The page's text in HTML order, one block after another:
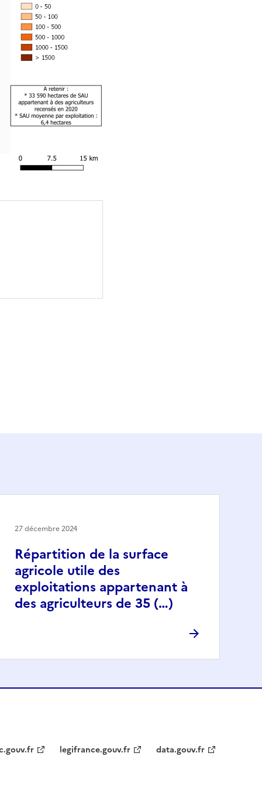
Répartition de la surface
agricole utile des
exploitations appartenant à
des agriculteurs de 35 (…)
27 décembre 2024
legifrance.gouv.fr data.gouv.fr